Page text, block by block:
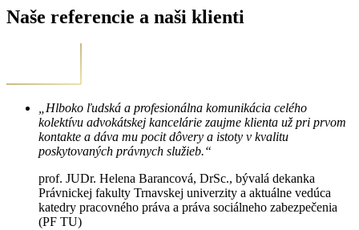
Naše referencie a naši klienti
„Hlboko ľudská a profesionálna komunikácia celého
kolektívu advokátskej kancelárie zaujme klienta už pri prvom
kontakte a dáva mu pocit dôvery a istoty v kvalitu
poskytovaných právnych služieb.“
prof. JUDr. Helena Barancová, DrSc., bývalá dekanka
Právnickej fakulty Trnavskej univerzity a aktuálne vedúca
katedry pracovného práva a práva sociálneho zabezpečenia
(PF TU)